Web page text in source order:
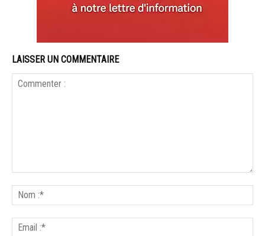
LAISSER UN COMMENTAIRE